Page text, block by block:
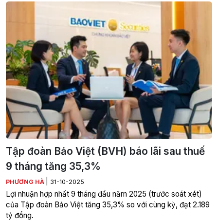
Tập đoàn Bảo Việt (BVH) báo lãi sau thuế
9 tháng tăng 35,3%
PHƯƠNG HÀ 31-10-2025
Lợi nhuận hợp nhất 9 tháng đầu năm 2025 (trước soát xét)
của Tập đoàn Bảo Việt tăng 35,3% so với cùng kỳ, đạt 2.189
tỷ đồng.